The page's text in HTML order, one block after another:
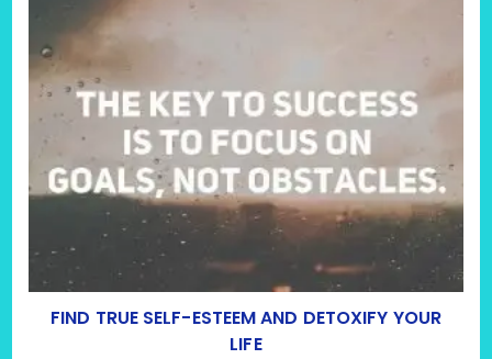
FIND TRUE SELF-ESTEEM AND DETOXIFY YOUR
LIFE